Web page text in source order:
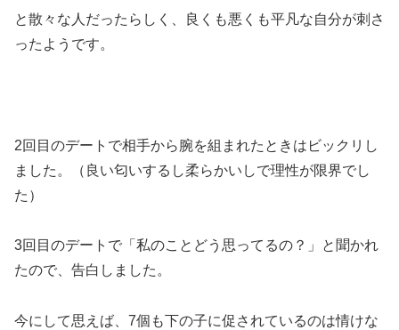
と散々な人だったらしく、良くも悪くも平凡な自分が刺さ
ったようです。
2回目のデートで相手から腕を組まれたときはビックリし
ました。（良い匂いするし柔らかいしで理性が限界でし
た）
3回目のデートで「私のことどう思ってるの？」と聞かれ
たので、告白しました。
今にして思えば、7個も下の子に促されているのは情けな